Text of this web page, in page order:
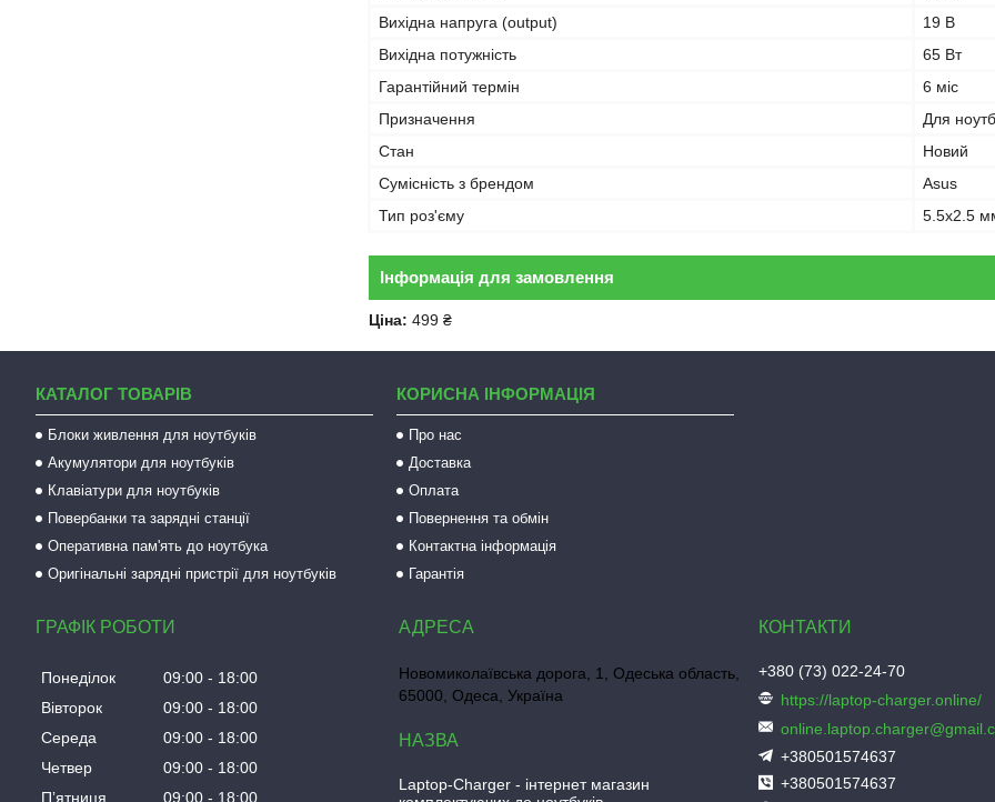
Вихідна напруга (output)
19 В
Вихідна потужність
65 Вт
Гарантійний термін
6 міс
Призначення
Для
Стан
Новий
Сумісність з брендом
Asus
Тип роз'єму
5.5x2.5
Інформація для замовлення
Ціна: 499 ₴
КАТАЛОГ ТОВАРІВ
Блоки живлення для ноутбуків
Акумулятори для ноутбуків
Клавіатури для ноутбуків
Повербанки та зарядні станції
Оперативна пам'ять до ноутбука
Оригінальні зарядні пристрії для ноутбуків
КОРИСНА ІНФОРМАЦІЯ
Про нас
Доставка
Оплата
Повернення та обмін
Контактна інформація
Гарантія
ГРАФІК РОБОТИ
Понеділок 09:00
18:00
Вівторок
09:00
18:00
Середа
09:00
18:00
Четвер
09:00
18:00
Пʼятниця
09:00 18:00
Новомиколаївська дорога, 1, Одеська область,
65000, Одеса, Україна
Laptop-Charger - інтернет магазин
+380 (73) 022-24-70
https://laptop-charger.online/
+380501574637
+380501574637